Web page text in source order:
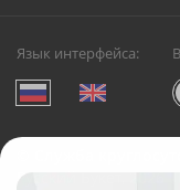
Язык интерфейса:
Служба
Русский Букет, 2026